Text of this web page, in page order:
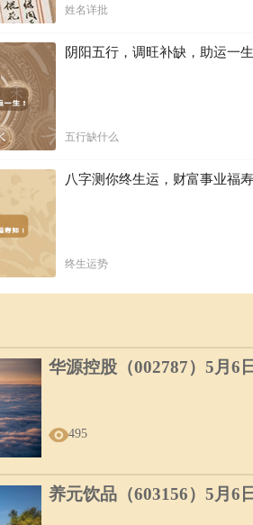
姓名详批
阴阳五行，调旺补缺，助运一
五行缺什么
八字测你终生运，财富事业福
终生运势
华源控股（002787）5月6
495
养元饮品（603156）5月6